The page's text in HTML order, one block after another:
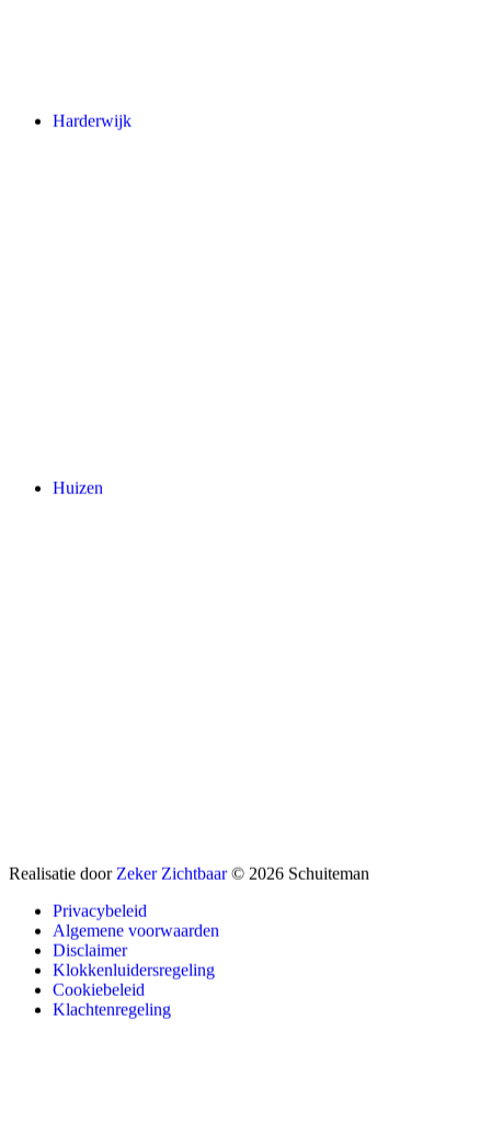
Harderwijk
Huizen
Realisatie door Zeker Zichtbaar © 2026 Schuiteman
Privacybeleid
Algemene voorwaarden
Disclaimer
Klokkenluidersregeling
Cookiebeleid
Klachtenregeling